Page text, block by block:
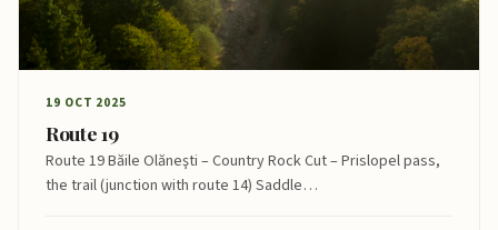
19 OCT 2025
Route 19
Route 19 Băile Olăneşti – Country Rock Cut – Prislopel pass,
the trail (junction with route 14) Saddle…